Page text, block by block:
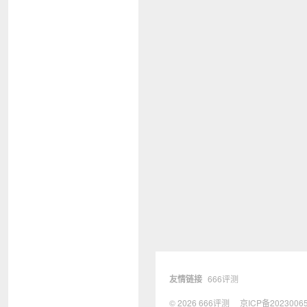
友情链接 666评测
© 2026 666评测 京ICP备